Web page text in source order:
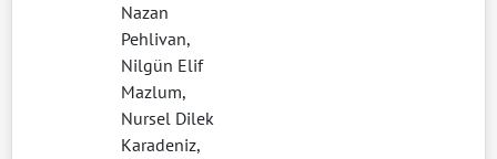
Nazan
Pehlivan,
Nilgün Elif
Mazlum,
Nursel Dilek
Karadeniz,